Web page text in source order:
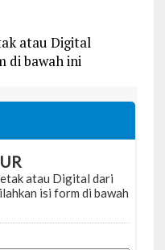
atau Digital
di bawah ini